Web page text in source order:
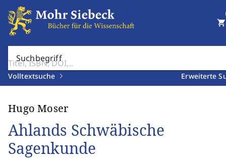
Suchbegriff
Volltextsuche Erweiterte
shopping_cart
Hugo Moser
Ahlands Schwäbische
Sagenkunde